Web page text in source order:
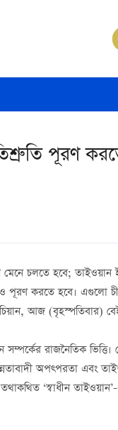
পূরণ
মেনে চলতে হবে;
পূরণ করতে হবে। এগুলো
চিয়ান, আজ (বৃহস্পতিবার)
সম্পর্কের রাজনৈতিক
অপত্পরতা এবং
‘স্বাধীন